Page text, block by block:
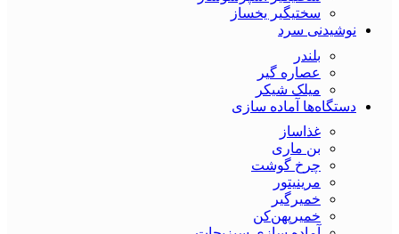
سختیگیر یخساز
نوشیدنی سرد
بلندر
عصاره گیر
میلک شیکر
دستگاه‌ها آماده سازی
غذاساز
بن ماری
چرخ گوشت
مرینیتور
خمیرگیر
خمیر‌پهن‌کن